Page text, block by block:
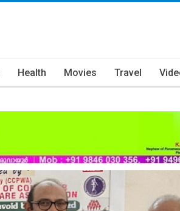
Health Movies Travel